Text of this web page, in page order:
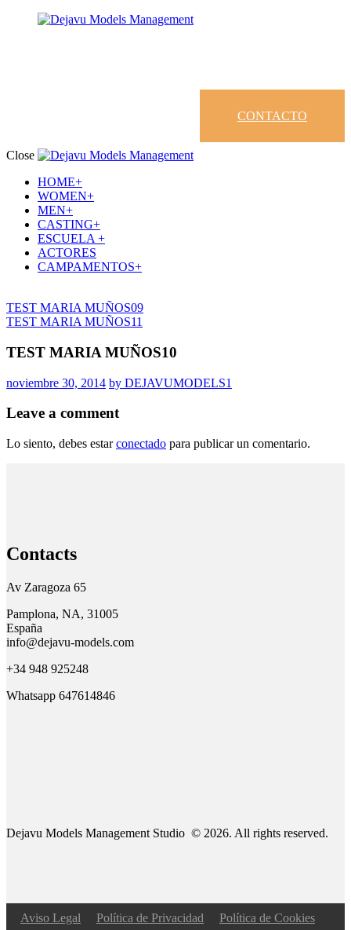
CONTACTO
Close
HOME+
WOMEN+
MEN+
CASTING+
ESCUELA +
ACTORES
CAMPAMENTOS+
TEST MARIA MUÑOS09
TEST MARIA MUÑOS11
TEST MARIA MUÑOS10
noviembre 30, 2014 by DEJAVUMODELS1
Leave a comment
Lo siento, debes estarconectado para publicar un comentario.
Contacts
Av Zaragoza 65
Pamplona, NA, 31005
España
info@dejavu-models.com
+34 948 925248
Whatsapp 647614846
Dejavu Models Management Studio © 2026. All rights reserved.
Aviso Legal Política de Privacidad Política de Cookies